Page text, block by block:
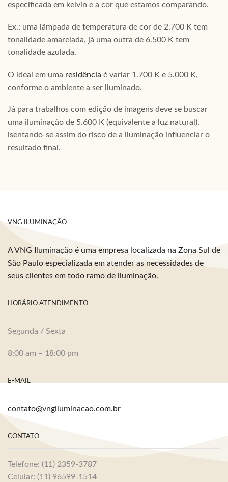
especificada em kelvin e a cor que estamos comparando.
Ex.: uma lâmpada de temperatura de cor de 2.700 K tem
tonalidade amarelada, já uma outra de 6.500 K tem
tonalidade azulada.
O ideal em uma residência é variar 1.700 K e 5.000 K,
conforme o ambiente a ser iluminado.
Já para trabalhos com edição de imagens deve se buscar
uma iluminação de 5.600 K (equivalente a luz natural),
isentando-se assim do risco de a iluminação influenciar o
resultado final.
VNG ILUMINAÇÃO
A VNG Iluminação é uma empresa localizada na Zona Sul de
São Paulo especializada em atender as necessidades de
seus clientes em todo ramo de iluminação.
HORÁRIO ATENDIMENTO
Segunda / Sexta
8:00 am – 18:00 pm
E-MAIL
contato@vngiluminacao.com.br
CONTATO
Telefone: (11) 2359-3787
Celular: (11) 96599-1514